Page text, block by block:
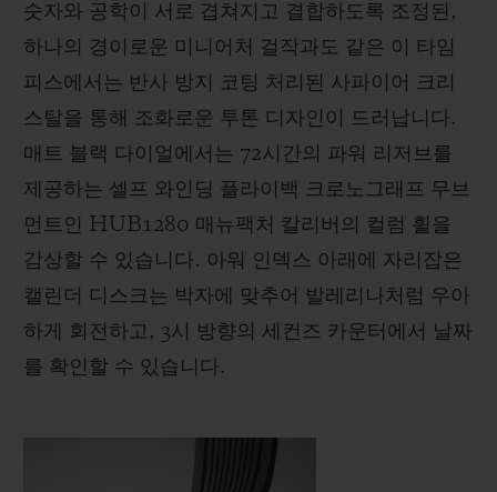
숫자와 공학이 서로 겹쳐지고 결합하도록 조정된,
하나의 경이로운 미니어처 걸작과도 같은 이 타임
피스에서는 반사 방지 코팅 처리된 사파이어 크리
스탈을 통해 조화로운 투톤 디자인이 드러납니다.
매트 블랙 다이얼에서는 72시간의 파워 리저브를
제공하는 셀프 와인딩 플라이백 크로노그래프 무브
먼트인 HUB1280 매뉴팩처 칼리버의 컬럼 휠을
감상할 수 있습니다. 아워 인덱스 아래에 자리잡은
캘린더 디스크는 박자에 맞추어 발레리나처럼 우아
하게 회전하고, 3시 방향의 세컨즈 카운터에서 날짜
를 확인할 수 있습니다.